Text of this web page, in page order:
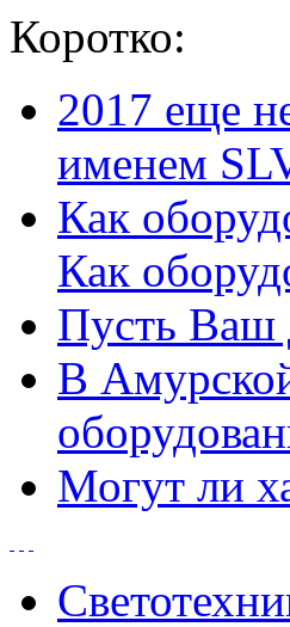
Коротко:
2017 еще
именем
Как
Как
Пусть
В Амурской
Могут ли